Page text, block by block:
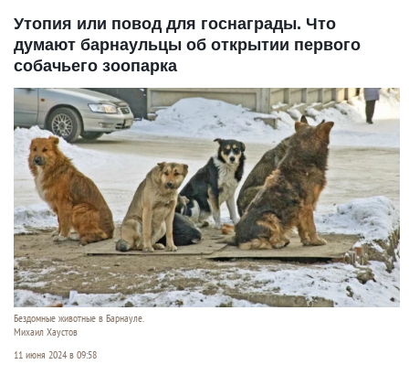
Утопия или повод для госнаграды. Что
думают барнаульцы об открытии первого
собачьего зоопарка
Бездомные животные в Барнауле.
Михаил Хаустов
11 июня 2024 в 09:58